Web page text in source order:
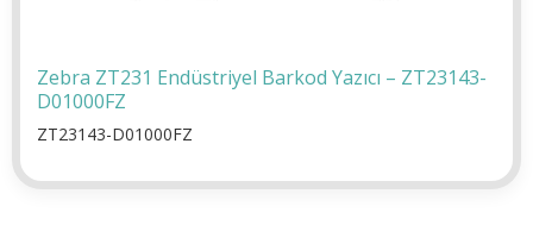
Zebra ZT231 Endüstriyel Barkod Yazıcı – ZT23143-
D01000FZ
ZT23143-D01000FZ